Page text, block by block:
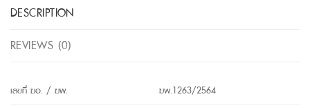
DESCRIPTION
REVIEWS (0)
เลขที่ ฆอ. / ฆพ.
ฆพ.1263/2564